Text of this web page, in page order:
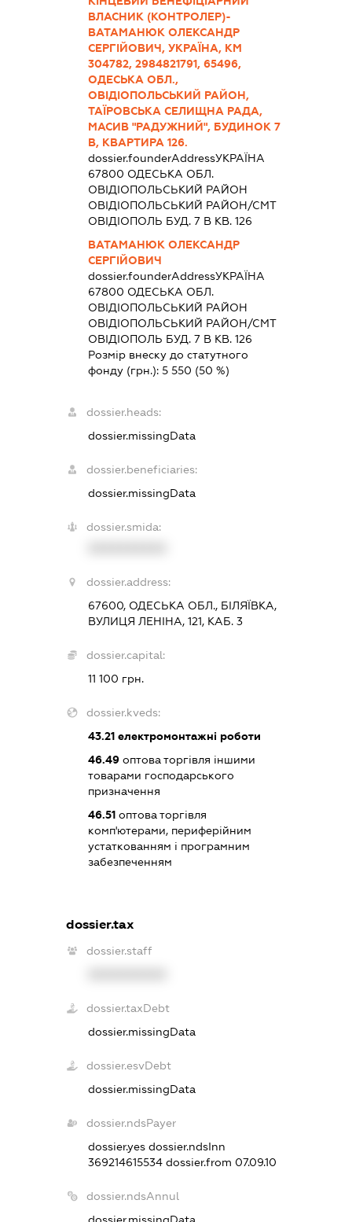
ВЛАСНИК (КОНТРОЛЕР)-
ВАТАМАНЮК ОЛЕКСАНДР
СЕРГІЙОВИЧ, УКРАЇНА, КМ
304782, 2984821791, 65496,
ОДЕСЬКА ОБЛ.,
ОВІДІОПОЛЬСЬКИЙ РАЙОН,
ТАЇРОВСЬКА СЕЛИЩНА РАДА,
МАСИВ "РАДУЖНИЙ", БУДИНОК 7
В, КВАРТИРА 126.
dossier.founderAddressУКРАЇНА
67800 ОДЕСЬКА ОБЛ.
ОВIДIОПОЛЬСЬКИЙ РАЙОН
ОВIДIОПОЛЬСЬКИЙ РАЙОН/СМТ
ОВIДIОПОЛЬ БУД. 7 В КВ. 126
ВАТАМАНЮК ОЛЕКСАНДР
СЕРГІЙОВИЧ
dossier.founderAddressУКРАЇНА
67800 ОДЕСЬКА ОБЛ.
ОВIДIОПОЛЬСЬКИЙ РАЙОН
ОВIДIОПОЛЬСЬКИЙ РАЙОН/СМТ
ОВIДIОПОЛЬ БУД. 7 В КВ. 126
Розмір внеску до статутного
фонду (грн.):5 550 (50 %)
dossier.heads:
dossier.missingData
dossier.beneficiaries:
dossier.missingData
dossier.smida:
dossier.address:
67600, ОДЕСЬКА ОБЛ., БІЛЯЇВКА,
ВУЛИЦЯ ЛЕНІНА, 121, КАБ. 3
dossier.capital:
11 100 грн.
dossier.kveds:
43.21 електромонтажні роботи
46.49 оптова торгівля іншими
товарами господарського
призначення
46.51 оптова торгівля
комп'ютерами, периферійним
устаткованням і програмним
забезпеченням
dossier.tax
dossier.staff
dossier.taxDebt
dossier.missingData
dossier.esvDebt
dossier.missingData
dossier.ndsPayer
dossier.yesdossier.ndsInn
369214615534dossier.from 07.09.10
dossier.ndsAnnul